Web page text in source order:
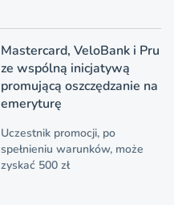
Mastercard, VeloBank i Pru
ze wspólną inicjatywą
promującą oszczędzanie na
emeryturę
Uczestnik promocji, po
spełnieniu warunków, może
zyskać 500 zł